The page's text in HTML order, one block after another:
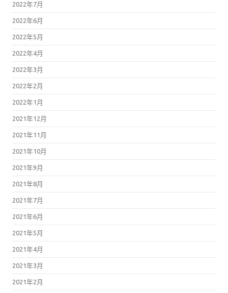
2022年7月
2022年6月
2022年5月
2022年4月
2022年3月
2022年2月
2022年1月
2021年12月
2021年11月
2021年10月
2021年9月
2021年8月
2021年7月
2021年6月
2021年5月
2021年4月
2021年3月
2021年2月